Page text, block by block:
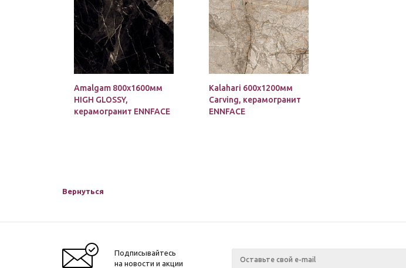
Amalgam 800х1600мм
HIGH GLOSSY,
керамогранит ENNFACE
Kalahari 600х1200мм
Carving, керамогранит
ENNFACE
Вернуться
Подписывайтесь
на новости и акции